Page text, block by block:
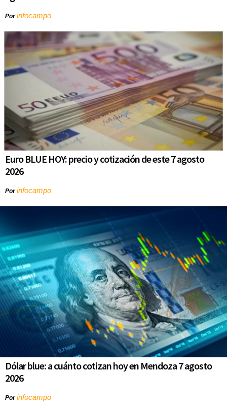
Porinfocampo
Euro BLUE HOY: precio y cotización de este 7 agosto
2026
Porinfocampo
Dólar blue: a cuánto cotizan hoy en Mendoza 7 agosto
2026
Porinfocampo